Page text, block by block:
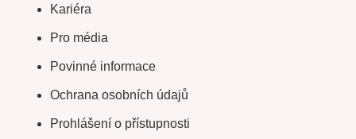
Kariéra
Pro média
Povinné informace
Ochrana osobních údajů
Prohlášení o přístupnosti